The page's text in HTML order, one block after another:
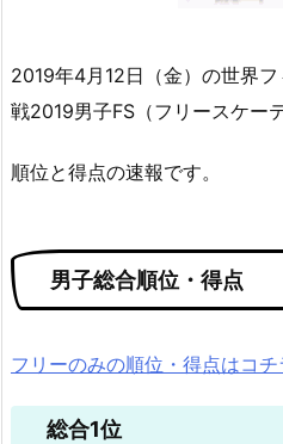
2019年4月12日（金）の世界
戦2019男子FS（フリースケー
順位と得点の速報です。
男子総合順位・得点
フリーのみの順位・得点はコチ
総合1位